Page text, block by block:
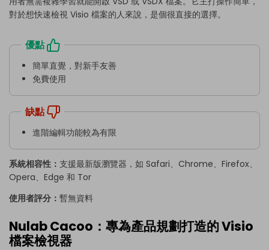
對於想快速檢視 Visio 檔案的人來說，是個很直接的選擇。
優點
簡單直覺，對新手友善
免費使用
缺點
進階編輯功能較為有限
系統相容性： 支援最新版瀏覽器，如 Safari、Chrome、Firefox、
Opera、Edge 和 Tor
使用者評分： 暫無資料
Nulab Cacoo：專為產品規劃打造的 Visio
檔案檢視器